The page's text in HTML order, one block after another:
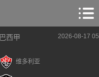
巴西甲 2026-08-17
维多利亚